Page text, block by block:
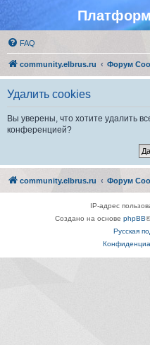
FAQ
community.elbrus.ru Форум
Удалить cookies
Вы уверены, что хотите удалить
конференцией?
community.elbrus.ru Форум
IP-адрес
Создано на основе phpBB
Русская